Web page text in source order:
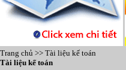
Trang chủ >> Tài liệu kế toán
Tài liệu kế toán